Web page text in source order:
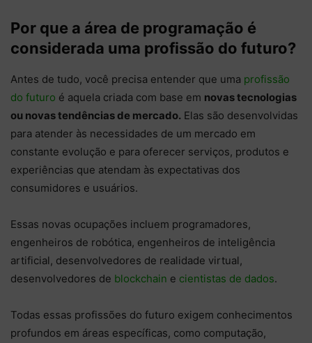
Por que a área de programação é
considerada uma profissão do futuro?
Antes de tudo, você precisa entender que uma profissão
do futuro é aquela criada com base em novas tecnologias
ou novas tendências de mercado. Elas são desenvolvidas
para atender às necessidades de um mercado em
constante evolução e para oferecer serviços, produtos e
experiências que atendam às expectativas dos
consumidores e usuários.
Essas novas ocupações incluem programadores,
engenheiros de robótica, engenheiros de inteligência
artificial, desenvolvedores de realidade virtual,
desenvolvedores de blockchain e cientistas de dados.
Todas essas profissões do futuro exigem conhecimentos
profundos em áreas específicas, como computação,